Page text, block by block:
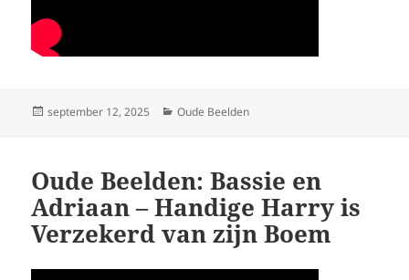
Geplaatst
september 12, 2025 Categorieën
Oude Beelden
Oude Beelden: Bassie en
Adriaan – Handige Harry is
Verzekerd van zijn Boem